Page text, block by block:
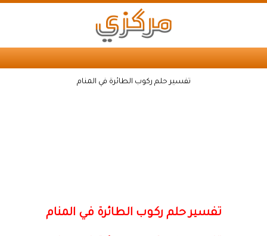
تفسير حلم ركوب الطائرة في المنام
تفسير حلم ركوب الطائرة في المنام